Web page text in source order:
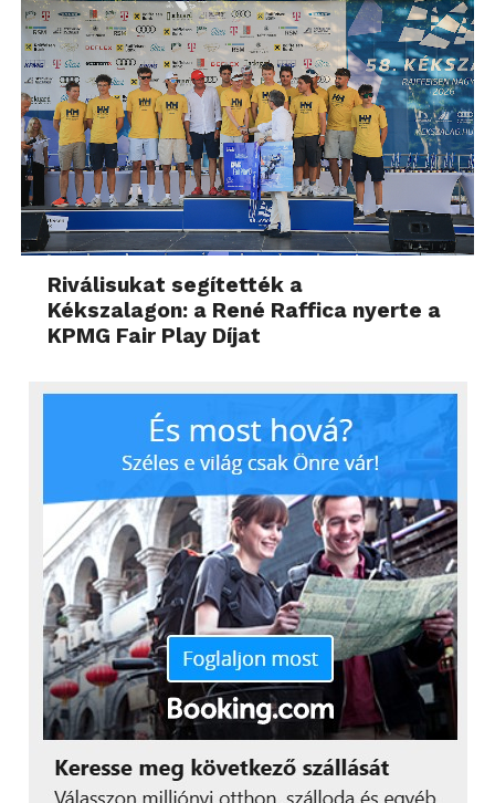
Riválisukat segítették a
Kékszalagon: a René Raffica nyerte a
KPMG Fair Play Díjat